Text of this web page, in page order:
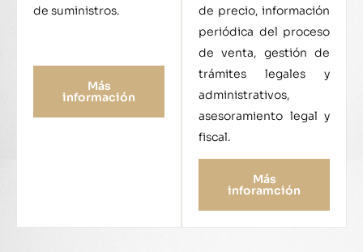
de suministros.
Más
información
de precio, información
periódica del proceso
de venta, gestión de
trámites legales y
administrativos,
asesoramiento legal y
fiscal.
Más
inforamción